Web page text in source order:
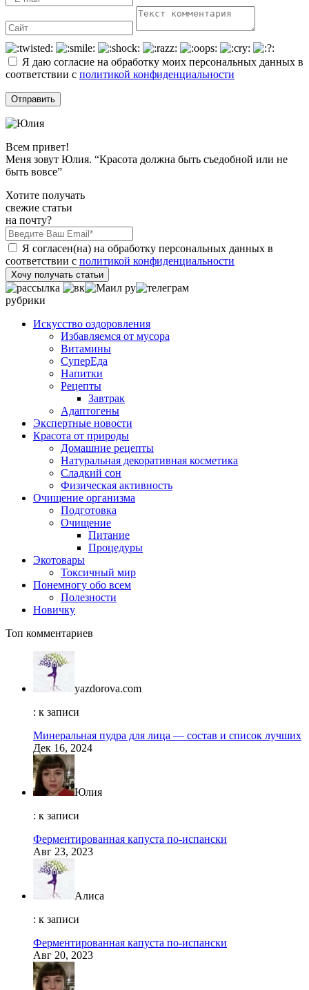
Я даю согласие на обработку моих персональных данных в
соответствии с политикой конфиденциальности
Всем привет!
Меня зовут Юлия. “Красота должна быть съедобной или не
быть вовсе”
Хотите получать
свежие статьи
на почту?
Я согласен(на) на обработку персональных данных в
соответствии с политикой конфиденциальности
Хочу получать статьи
рубрики
Искусство оздоровления
Избавляемся от мусора
Витамины
СуперЕда
Напитки
Рецепты
Завтрак
Адаптогены
Экспертные новости
Красота от природы
Домашние рецепты
Натуральная декоративная косметика
Сладкий сон
Физическая активность
Очищение организма
Подготовка
Очищение
Питание
Процедуры
Экотовары
Токсичный мир
Понемногу обо всем
Полезности
Новичку
Топ комментариев
yazdorova.com
: к записи
Минеральная пудра для лица — состав и список лучших
Дек 16, 2024
Юлия
: к записи
Ферментированная капуста по-испански
Авг 23, 2023
Алиса
: к записи
Ферментированная капуста по-испански
Авг 20, 2023